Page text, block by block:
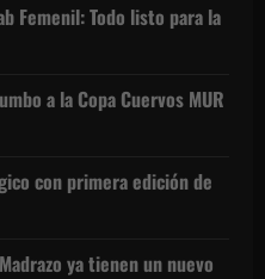
Femenil: Todo listo para la
a la Copa Cuervos MUR
con primera edición de
ya tienen un nuevo